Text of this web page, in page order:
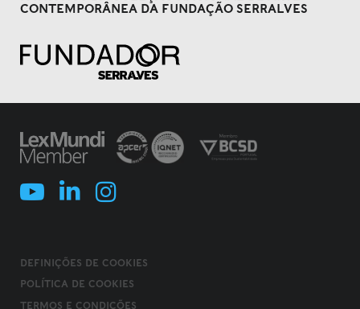
CONTEMPORÂNEA DA FUNDAÇÃO SERRALVES
DEFINIÇÕES DE COOKIES
POLÍTICA DE COOKIES
TERMOS E CONDIÇÕES